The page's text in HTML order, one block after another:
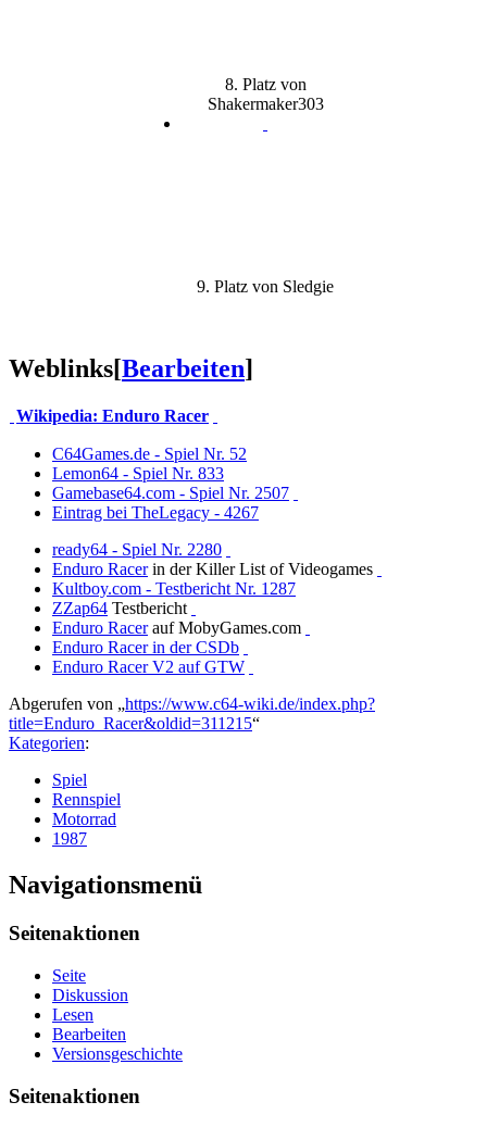
8. Platz von
Shakermaker303
9. Platz von Sledgie
Weblinks[Bearbeiten]
Wikipedia: Enduro Racer
C64Games.de - Spiel Nr. 52
Lemon64 - Spiel Nr. 833
Gamebase64.com - Spiel Nr. 2507
Eintrag bei TheLegacy - 4267
ready64 - Spiel Nr. 2280
Enduro Racerin der Killer List of Videogames
Kultboy.com - Testbericht Nr. 1287
ZZap64 Testbericht
Enduro Racerauf MobyGames.com
Enduro Racer in der CSDb
Enduro Racer V2 auf GTW
Abgerufen von „https://www.c64-wiki.de/index.php?
title=Enduro_Racer&oldid=311215“
Kategorien:
Spiel
Rennspiel
Motorrad
1987
Navigationsmenü
Seitenaktionen
Seite
Diskussion
Lesen
Bearbeiten
Versionsgeschichte
Seitenaktionen